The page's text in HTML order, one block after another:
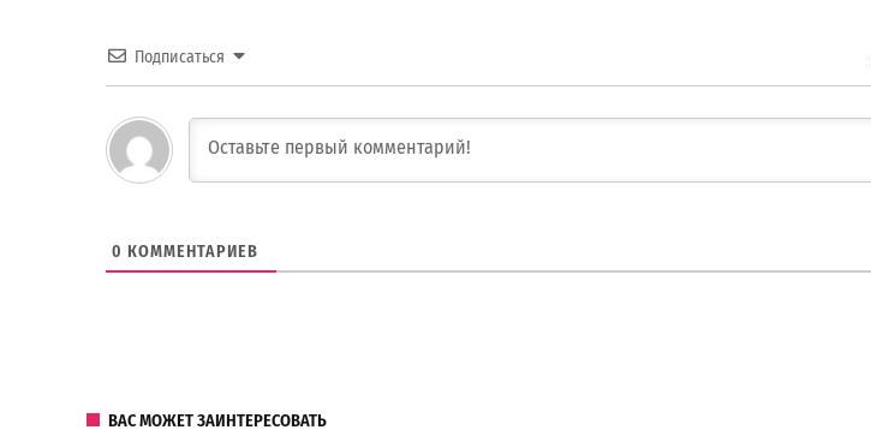
Подписаться
0 КОММЕНТАРИЕВ
ВАС МОЖЕТ ЗАИНТЕРЕСОВАТЬ